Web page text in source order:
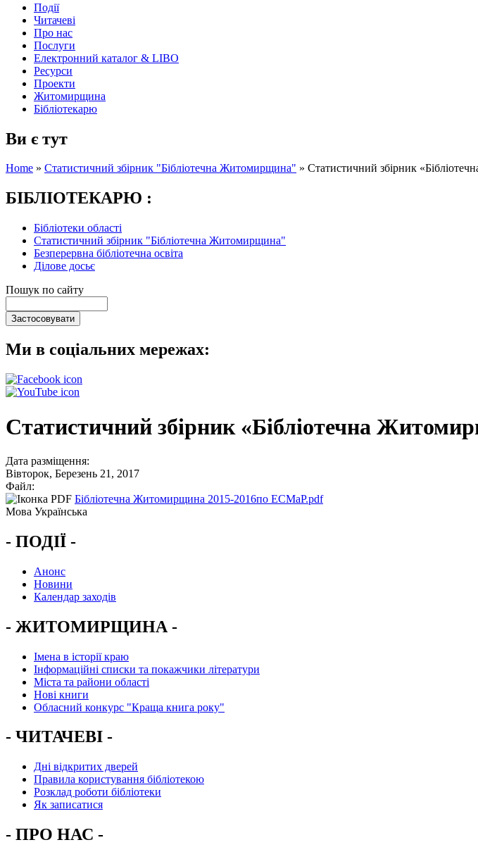
Події
Читачеві
Про нас
Послуги
Електронний каталог & LIBO
Ресурси
Проекти
Житомирщина
Бібліотекарю
Ви є тут
Home » Статистичний збірник "Бібліотечна Житомирщина" » Статистичний збірник
БІБЛІОТЕКАРЮ :
Бібліотеки області
Статистичний збірник "Бібліотечна Житомирщина"
Безперервна бібліотечна освіта
Ділове досьє
Пошук по сайту
Ми в соціальних мережах:
Статистичний збірник «Бібліотечна
Дата разміщення:
Вівторок, Березень 21, 2017
Файл:
Бібліотечна Житомирщина 2015-2016по ЕСМаР.pdf
Мова Українська
- ПОДІЇ -
Анонс
Новини
Календар заходів
- ЖИТОМИРЩИНА -
Імена в історії краю
Інформаційні списки та покажчики літератури
Міста та райони області
Нові книги
Обласний конкурс "Краща книга року"
- ЧИТАЧЕВІ -
Дні відкритих дверей
Правила користування бібліотекою
Розклад роботи бібліотеки
Як записатися
- ПРО НАС -